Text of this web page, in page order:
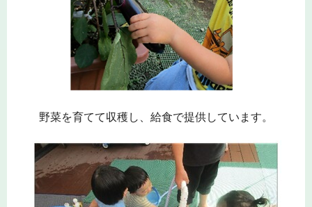
野菜を育てて収穫し、給食で提供しています。